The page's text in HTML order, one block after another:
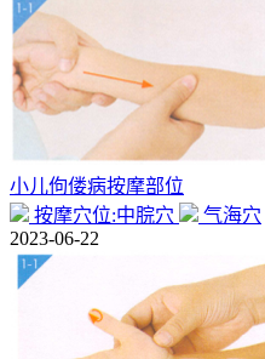
小儿佝偻病按摩部位
按摩穴位:中脘穴
气海穴
2023-06-22